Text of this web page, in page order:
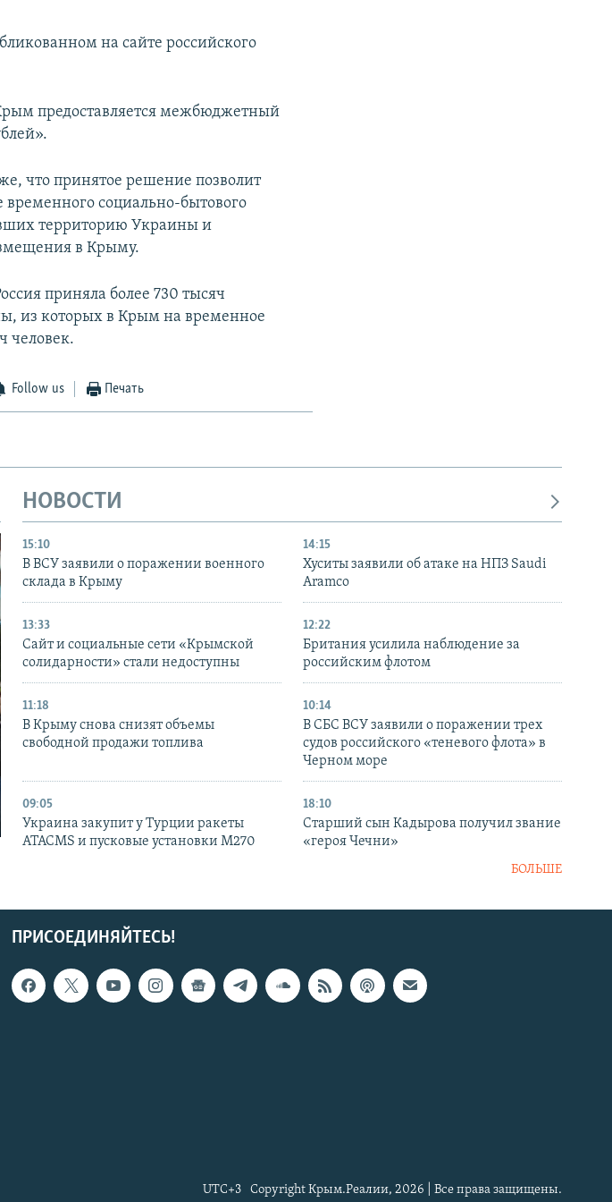
на сайте российского
предоставляется межбюджетный
что принятое решение позволит
временного социально-бытового
территорию Украины и
в Крыму.
приняла более 730 тысяч
из которых в Крым на временное
человек.
Follow us Печать
НОВОСТИ
15:10
В ВСУ заявили о поражении военного
склада в Крыму
14:15
Хуситы заявили об атаке на НПЗ Saudi
Aramco
13:33
Сайт и социальные сети «Крымской
солидарности» стали недоступны
12:22
Британия усилила наблюдение за
российским флотом
11:18
В Крыму снова снизят объемы
свободной продажи топлива
10:14
В СБС ВСУ заявили о поражении трех
судов российского «теневого флота» в
Черном море
09:05
Украина закупит у Турции ракеты
ATACMS и пусковые установки M270
18:10
Старший сын Кадырова получил звание
«героя Чечни»
БОЛЬШЕ
ПРИСОЕДИНЯЙТЕСЬ!
Copyright Крым.Реалии, 2026 | Все права защищены.
UTC+3